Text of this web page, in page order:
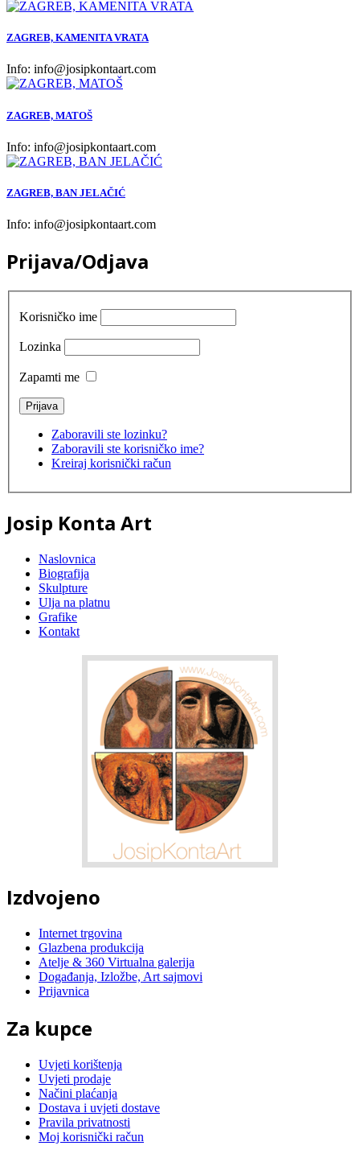
ZAGREB, KAMENITA VRATA
Info: info@josipkontaart.com
ZAGREB, MATOŠ
Info: info@josipkontaart.com
ZAGREB, BAN JELAČIĆ
Info: info@josipkontaart.com
Prijava/Odjava
Korisničko ime
Lozinka
Zapamti me
Zaboravili ste lozinku?
Zaboravili ste korisničko ime?
Kreiraj korisnički račun
Josip Konta Art
Naslovnica
Biografija
Skulpture
Ulja na platnu
Grafike
Kontakt
Izdvojeno
Internet trgovina
Glazbena produkcija
Atelje & 360 Virtualna galerija
Događanja, Izložbe, Art sajmovi
Prijavnica
Za kupce
Uvjeti korištenja
Uvjeti prodaje
Načini plaćanja
Dostava i uvjeti dostave
Pravila privatnosti
Moj korisnički račun